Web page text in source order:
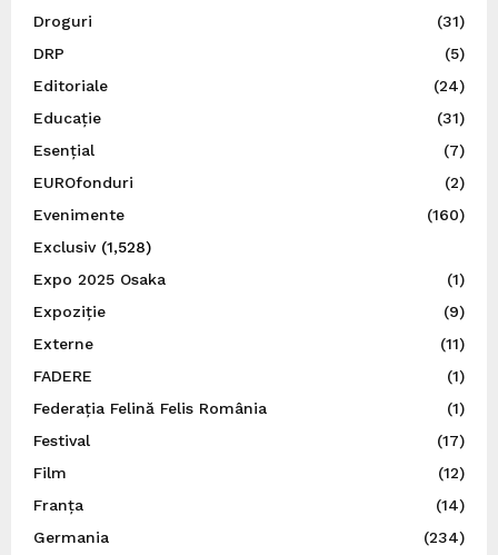
Droguri
(31)
DRP
(5)
Editoriale
(24)
Educație
(31)
Esențial
(7)
EUROfonduri
(2)
Evenimente
(160)
Exclusiv(1,528)
Expo 2025 Osaka
(1)
Expoziție
(9)
Externe
(11)
FADERE
(1)
Federația Felină Felis România
(1)
Festival
(17)
Film
(12)
Franța
(14)
Germania
(234)